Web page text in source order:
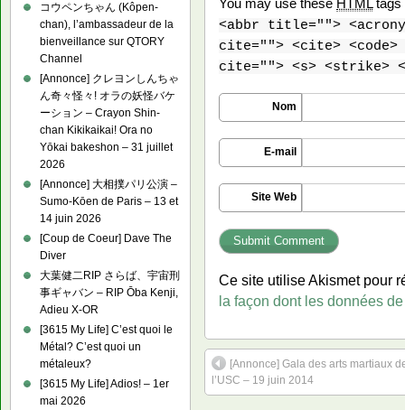
You may use these HTMLtags
<abbr title="">
cite=""> <cite> <code>
cite=""> <s> <strike>
Nom
E-mail
Site Web
Ce site utilise Akismet pour
la façon dont les données
[Annonce] Gala des arts martiaux
l’USC – 19 juin 2014
コウペンちゃん (Kôpen-
chan), l’ambassadeur de la
bienveillance sur QTORY
Channel
[Annonce] クレヨンしんちゃ
ん奇々怪々! オラの妖怪バケ
ーション – Crayon Shin-
chan Kikikaikai! Ora no
Yōkai bakeshon – 31 juillet
2026
[Annonce] 大相撲パリ公演 –
Sumo-Kōen de Paris – 13 et
14 juin 2026
[Coup de Coeur] Dave The
Diver
大葉健二RIP さらば、宇宙刑
事ギャバン – RIP Ōba Kenji,
Adieu X-OR
[3615 My Life] C’est quoi le
Métal? C’est quoi un
métaleux?
[3615 My Life] Adios! – 1er
mai 2026